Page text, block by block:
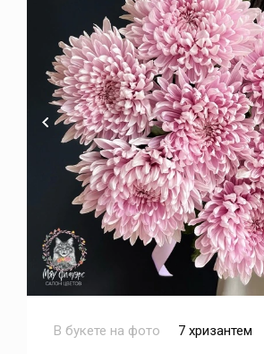
НАЗВАНИЕ
ОТ Я
В букете на фото 7 хризантем